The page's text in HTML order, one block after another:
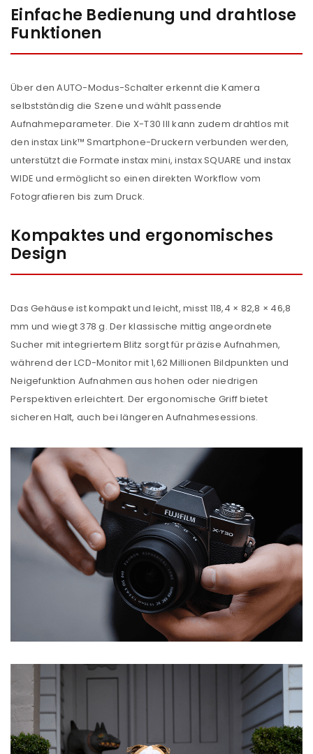
Einfache Bedienung und drahtlose
Funktionen
Über den AUTO-Modus-Schalter erkennt die Kamera
selbstständig die Szene und wählt passende
Aufnahmeparameter. Die X-T30 III kann zudem drahtlos mit
den instax Link™ Smartphone-Druckern verbunden werden,
unterstützt die Formate instax mini, instax SQUARE und instax
WIDE und ermöglicht so einen direkten Workflow vom
Fotografieren bis zum Druck.
Kompaktes und ergonomisches
Design
Das Gehäuse ist kompakt und leicht, misst 118,4 × 82,8 × 46,8
mm und wiegt 378 g. Der klassische mittig angeordnete
Sucher mit integriertem Blitz sorgt für präzise Aufnahmen,
während der LCD-Monitor mit 1,62 Millionen Bildpunkten und
Neigefunktion Aufnahmen aus hohen oder niedrigen
Perspektiven erleichtert. Der ergonomische Griff bietet
sicheren Halt, auch bei längeren Aufnahmesessions.